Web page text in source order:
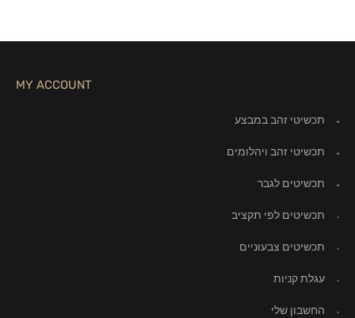
MY ACCOUNT
תכשיטי זהב במבצע
תכשיטי זהב ויהלומים
תכשיטים לגבר
תכשיטים לפי תקציב
תכשיטים צבעוניים
עגלת קניות
החשבון שלי